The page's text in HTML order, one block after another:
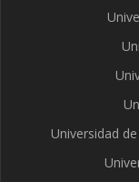
Universidad